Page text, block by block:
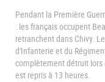
Pendant la Première
: les français occupent
retranchent dans Chivy.
d'Infanterie et du
complètement détruit lors
est repris à 13 heures.